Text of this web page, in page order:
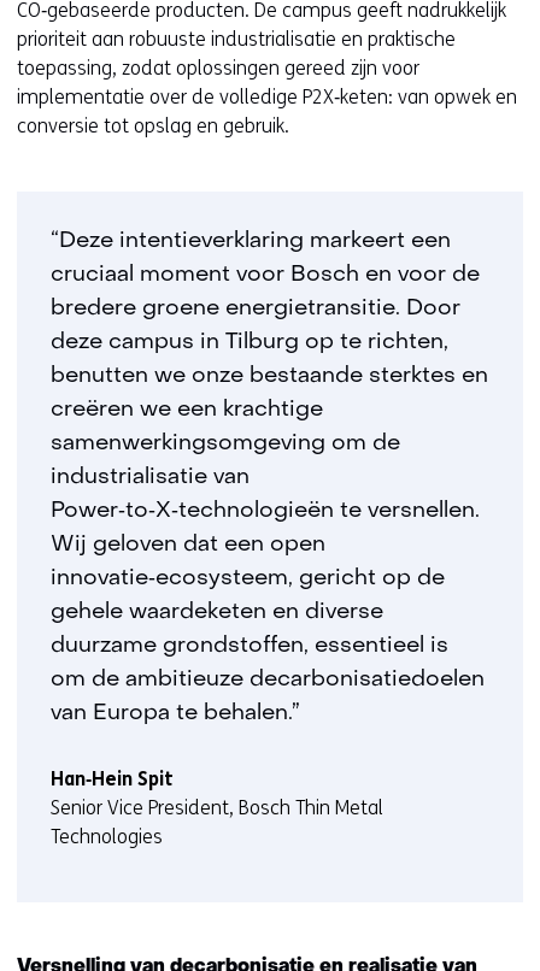
CO‑gebaseerde producten. De campus geeft nadrukkelijk
prioriteit aan robuuste industrialisatie en praktische
toepassing, zodat oplossingen gereed zijn voor
implementatie over de volledige P2X‑keten: van opwek en
conversie tot opslag en gebruik.
“Deze intentieverklaring markeert een
cruciaal moment voor Bosch en voor de
bredere groene energietransitie. Door
deze campus in Tilburg op te richten,
benutten we onze bestaande sterktes en
creëren we een krachtige
samenwerkingsomgeving om de
industrialisatie van
Power‑to‑X‑technologieën te versnellen.
Wij geloven dat een open
innovatie‑ecosysteem, gericht op de
gehele waardeketen en diverse
duurzame grondstoffen, essentieel is
om de ambitieuze decarbonisatiedoelen
van Europa te behalen.”
Han‑Hein Spit
Senior Vice President, Bosch Thin Metal
Technologies